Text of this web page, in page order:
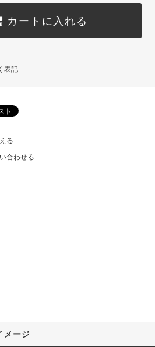
カートに入れる
表記
る
合わせる
メージ